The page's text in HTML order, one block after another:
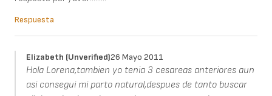
Respuesta
Elizabeth (unverified)26 Mayo 2011
Hola Lorena,tambien yo tenia 3 cesareas anteriores aun
asi consegui mi parto natural,despues de tanto buscar